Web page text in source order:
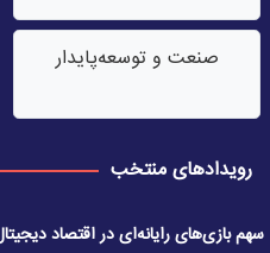
صنعت‌ و توسعه‌پایدار
رویدادهای منتخب
سهم بازی‌های رایانه‌ای در اقتصاد